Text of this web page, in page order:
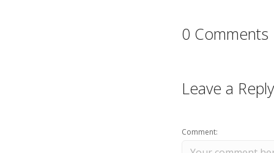
0 Comments
Leave a Reply
Comment: